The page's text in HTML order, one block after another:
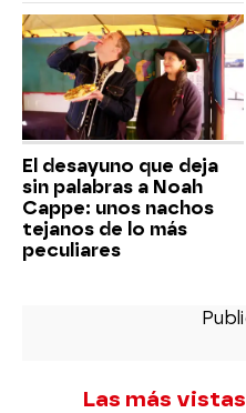
El desayuno que deja
sin palabras a Noah
Cappe: unos nachos
tejanos de lo más
peculiares
Las más vistas